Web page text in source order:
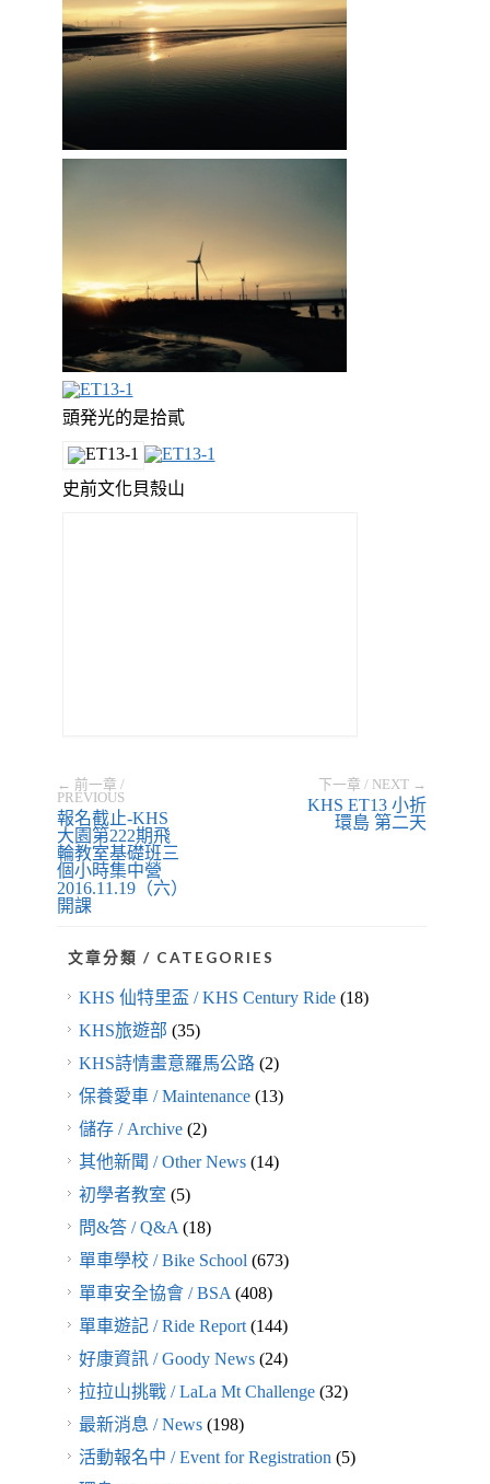
頭発光的是拾貳
史前文化貝殼山
← 前一章 /
PREVIOUS
報名截止-KHS
大園第222期飛
輪教室基礎班三
個小時集中營
2016.11.19（六）
開課
下一章 / NEXT →
KHS ET13 小折
環島 第二天
文章分類 / CATEGORIES
KHS 仙特里盃 / KHS Century Ride(18)
KHS旅遊部 (35)
KHS詩情畫意羅馬公路(2)
保養愛車 / Maintenance(13)
儲存 / Archive(2)
其他新聞 / Other News(14)
初學者教室 (5)
問&答 / Q&A (18)
單車學校 / Bike School (673)
單車安全協會 / BSA (408)
單車遊記 / Ride Report(144)
好康資訊 / Goody News(24)
拉拉山挑戰 / LaLa Mt Challenge(32)
最新消息 / News(198)
活動報名中 / Event for Registration (5)